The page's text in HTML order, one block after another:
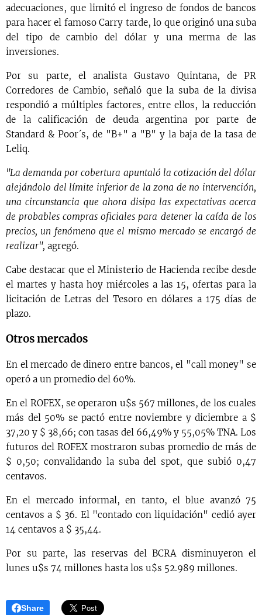
adecuaciones, que limitó el ingreso de fondos de bancos
para hacer el famoso Carry tarde, lo que originó una suba
del tipo de cambio del dólar y una merma de las
inversiones.
Por su parte, el analista Gustavo Quintana, de PR
Corredores de Cambio, señaló que la suba de la divisa
respondió a múltiples factores, entre ellos, la reducción
de la calificación de deuda argentina por parte de
Standard & Poor´s, de "B+" a "B" y la baja de la tasa de
Leliq.
"La demanda por cobertura apuntaló la cotización del dólar
alejándolo del límite inferior de la zona de no intervención,
una circunstancia que ahora disipa las expectativas acerca
de probables compras oficiales para detener la caída de los
precios, un fenómeno que el mismo mercado se encargó de
realizar", agregó.
Cabe destacar que el Ministerio de Hacienda recibe desde
el martes y hasta hoy miércoles a las 15, ofertas para la
licitación de Letras del Tesoro en dólares a 175 días de
plazo.
Otros mercados
En el mercado de dinero entre bancos, el "call money" se
operó a un promedio del 60%.
En el ROFEX, se operaron u$s 567 millones, de los cuales
más del 50% se pactó entre noviembre y diciembre a $
37,20 y $ 38,66; con tasas del 66,49% y 55,05% TNA. Los
futuros del ROFEX mostraron subas promedio de más de
$ 0,50; convalidando la suba del spot, que subió 0,47
centavos.
En el mercado informal, en tanto, el blue avanzó 75
centavos a $ 36. El "contado con liquidación" cedió ayer
14 centavos a $ 35,44.
Por su parte, las reservas del BCRA disminuyeron el
lunes u$s 74 millones hasta los u$s 52.989 millones.
Share